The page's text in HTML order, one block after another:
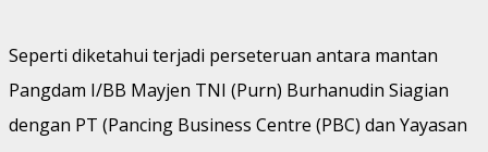
Seperti diketahui terjadi perseteruan antara mantan
Pangdam I/BB Mayjen TNI (Purn) Burhanudin Siagian
dengan PT (Pancing Business Centre (PBC) dan Yayasan